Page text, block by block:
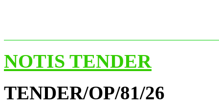
NOTIS TENDER
TENDER/OP/81/26